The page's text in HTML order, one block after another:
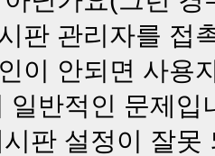
판 관리자를 접
이 안되면 사용
일반적인 문제
판 설정이 잘못